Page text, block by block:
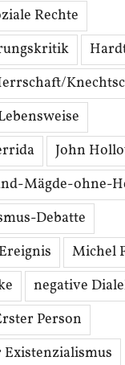
Rechte
John
Mägde-ohne-
Debatte
Michel
negative
Person